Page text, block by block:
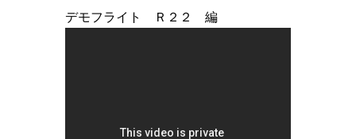
デモフライト Ｒ２２ 編